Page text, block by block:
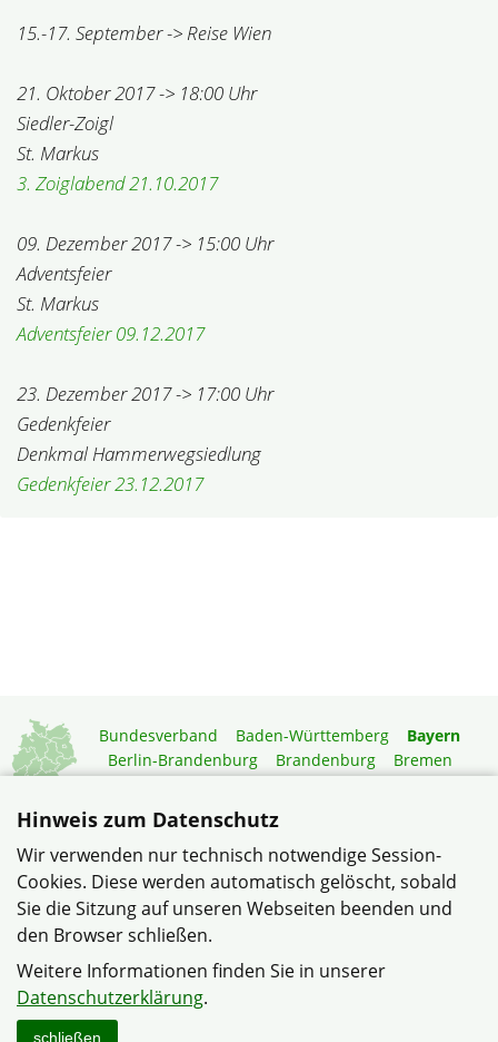
15.-17. September -> Reise Wien
21. Oktober 2017 -> 18:00 Uhr
Siedler-Zoigl
St. Markus
3. Zoiglabend 21.10.2017
09. Dezember 2017 -> 15:00 Uhr
Adventsfeier
St. Markus
Adventsfeier 09.12.2017
23. Dezember 2017 -> 17:00 Uhr
Gedenkfeier
Denkmal Hammerwegsiedlung
Gedenkfeier 23.12.2017
Bundesverband Baden-Württemberg
Bayern
Berlin-Brandenburg
Brandenburg
Bremen
Niedersachsen
Rheinland-Pfalz
Saarland
Sachsen-Anhalt
Schleswig-Holstein
Thüringen
Mitgliedermagazin
Gartenberatung
© Siedlergemeinschaft EAW Hammerweg im Verband
Wohneigentum Bayern e.V.
Datenschutzerklärung
Hinweis zum Datenschutz
Wir verwenden nur technisch notwendige Session-
Cookies. Diese werden automatisch gelöscht, sobald
Sie die Sitzung auf unseren Webseiten beenden und
den Browser schließen.
Weitere Informationen finden Sie in unserer
Datenschutzerklärung.
schließen